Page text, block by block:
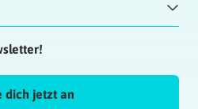
dich jetzt an